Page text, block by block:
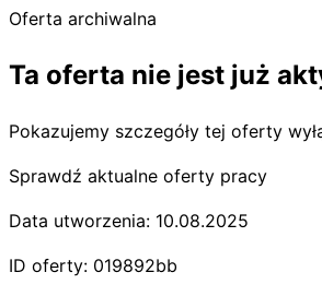
Oferta archiwalna
Ta oferta nie jest już
Pokazujemy szczegóły tej oferty
Sprawdź aktualne oferty pracy
Data utworzenia: 10.08.2025
ID oferty: 019892bb